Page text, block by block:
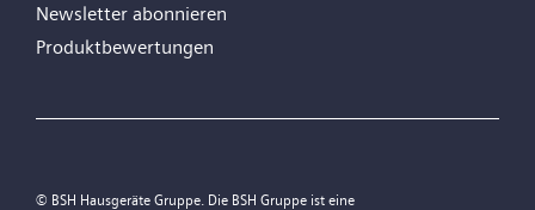
Newsletter abonnieren
Produktbewertungen
© BSH Hausgeräte Gruppe. Die BSH Gruppe ist eine